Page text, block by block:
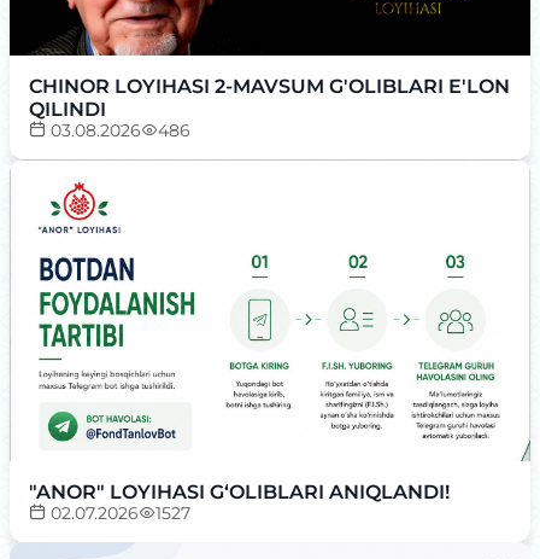
CHINOR LOYIHASI 2-MAVSUM G'OLIBLARI E'LON
QILINDI
03.08.2026 486
"ANOR" LOYIHASI G‘OLIBLARI ANIQLANDI!
02.07.2026 1527